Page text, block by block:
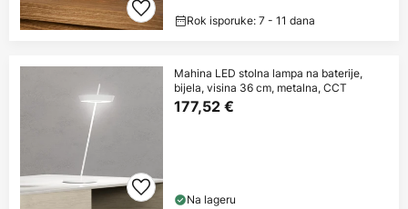
Rok isporuke: 7 - 11 dana
Mahina LED stolna lampa na baterije,
bijela, visina 36 cm, metalna, CCT
177,52 €
Na lageru